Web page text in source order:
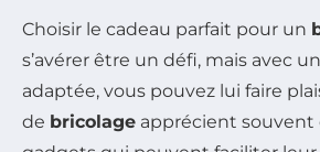
Choisir le cadeau parfait pour un
s’avérer être un défi, mais avec
adaptée, vous pouvez lui faire
de bricolage apprécient souvent